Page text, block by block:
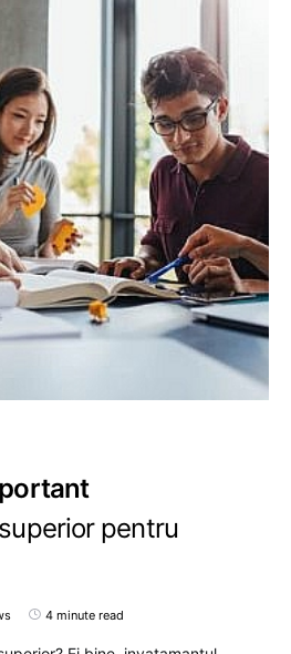
pentru
4 minute read